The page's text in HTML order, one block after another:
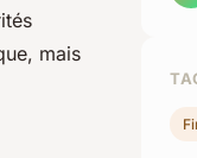
mais